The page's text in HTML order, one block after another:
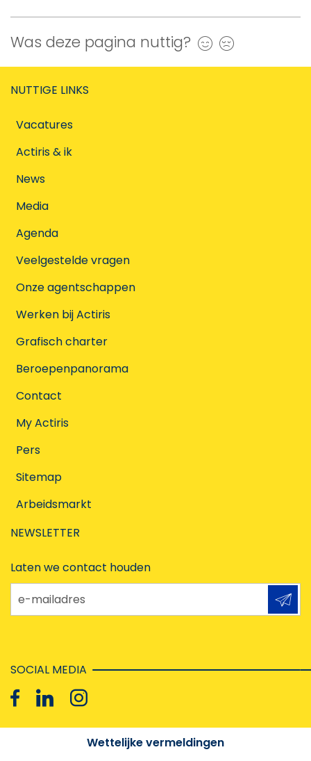
Was deze pagina nuttig? Ja
NUTTIGE LINKS
Vacatures
Actiris & ik
News
Media
Agenda
Veelgestelde vragen
Onze agentschappen
Werken bij Actiris
Grafisch charter
Beroepenpanorama
Contact
My Actiris
Pers
Sitemap
Arbeidsmarkt
NEWSLETTER
Laten we contact houden
e-mailadres
SOCIAL MEDIA
Wettelijke vermeldingen